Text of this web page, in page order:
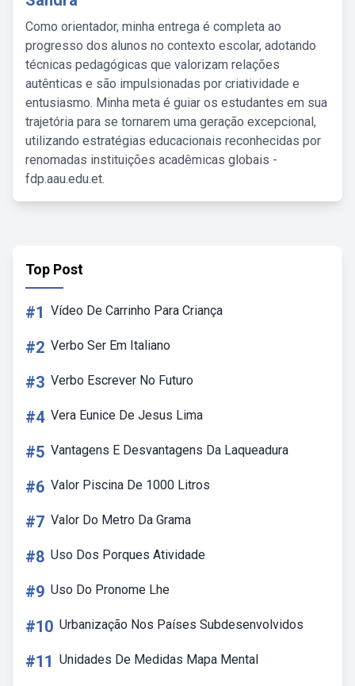
Como orientador, minha entrega é completa ao
progresso dos alunos no contexto escolar, adotando
técnicas pedagógicas que valorizam relações
autênticas e são impulsionadas por criatividade e
entusiasmo. Minha meta é guiar os estudantes em sua
trajetória para se tornarem uma geração excepcional,
utilizando estratégias educacionais reconhecidas por
renomadas instituições acadêmicas globais -
fdp.aau.edu.et.
Top Post
#1 Vídeo De Carrinho Para Criança
#2 Verbo Ser Em Italiano
#3 Verbo Escrever No Futuro
#4 Vera Eunice De Jesus Lima
#5 Vantagens E Desvantagens Da Laqueadura
#6 Valor Piscina De 1000 Litros
#7 Valor Do Metro Da Grama
#8 Uso Dos Porques Atividade
#9 Uso Do Pronome Lhe
#10 Urbanização Nos Países Subdesenvolvidos
#11 Unidades De Medidas Mapa Mental